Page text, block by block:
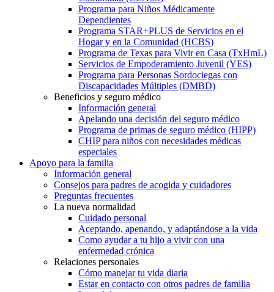
Programa para Niños Médicamente
Dependientes
Programa STAR+PLUS de Servicios en el
Hogar y en la Comunidad (HCBS)
Programa de Texas para Vivir en Casa (TxHmL)
Servicios de Empoderamiento Juvenil (YES)
Programa para Personas Sordociegas con
Discapacidades Múltiples (DMBD)
Beneficios y seguro médico
Información general
Apelando una decisión del seguro médico
Programa de primas de seguro médico (HIPP)
CHIP para niños con necesidades médicas
especiales
Apoyo para la familia
Información general
Consejos para padres de acogida y cuidadores
Preguntas frecuentes
La nueva normalidad
Cuidado personal
Aceptando, apenando, y adaptándose a la vida
Como ayudar a tu hijo a vivir con una
enfermedad crónica
Relaciones personales
Cómo manejar tu vida diaria
Estar en contacto con otros padres de familia